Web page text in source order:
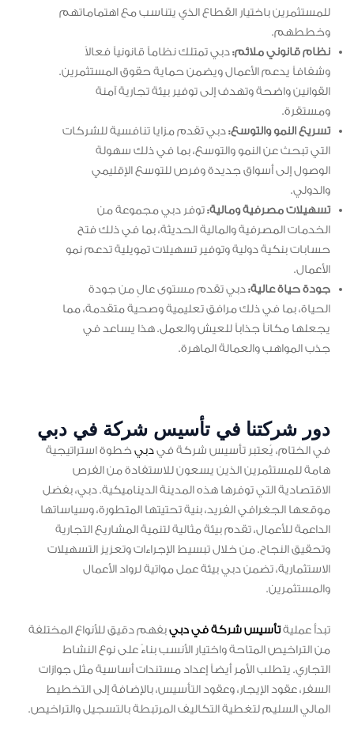
للمستثمرين باختيار القطاع الذي يتناسب مع اهتماماتهم
وخططهم.
نظام قانوني ملائم:دبي تمتلك نظاماً قانونياً فعالاً
وشفافاً يدعم الأعمال ويضمن حماية حقوق المستثمرين.
القوانين واضحة وتهدف إلى توفير بيئة تجارية آمنة
ومستقرة.
تسريع النمو والتوسع:دبي تقدم مزايا تنافسية للشركات
التي تبحث عن النمو والتوسع، بما في ذلك سهولة
الوصول إلى أسواق جديدة وفرص للتوسع الإقليمي
والدولي.
تسهيلات مصرفية ومالية:توفر دبي مجموعة من
الخدمات المصرفية والمالية الحديثة، بما في ذلك فتح
حسابات بنكية دولية وتوفير تسهيلات تمويلية تدعم نمو
الأعمال.
جودة حياة عالية:دبي تقدم مستوى عالٍ من جودة
الحياة، بما في ذلك مرافق تعليمية وصحية متقدمة، مما
يجعلها مكاناً جذاباً للعيش والعمل. هذا يساعد في
جذب المواهب والعمالة الماهرة.
دور شركتنا في تأسيس شركة في دبي
في الختام، يُعتبر تأسيس شركة فيدبيخطوة استراتيجية
هامة للمستثمرين الذين يسعون للاستفادة من الفرص
الاقتصادية التي توفرها هذه المدينة الديناميكية. دبي، بفضل
موقعها الجغرافي الفريد، بنية تحتيتها المتطورة، وسياساتها
الداعمة للأعمال، تقدم بيئة مثالية لتنمية المشاريع التجارية
وتحقيق النجاح. من خلال تبسيط الإجراءات وتعزيز التسهيلات
الاستثمارية، تضمن دبي بيئة عمل مواتية لرواد الأعمال
والمستثمرين.
تبدأ عمليةتأسيس شركة في دبيبفهم دقيق للأنواع المختلفة
من التراخيص المتاحة واختيار الأنسب بناءً على نوع النشاط
التجاري. يتطلب الأمر أيضاً إعداد مستندات أساسية مثل جوازات
السفر، عقود الإيجار، وعقود التأسيس، بالإضافة إلى التخطيط
المالي السليم لتغطية التكاليف المرتبطة بالتسجيل والتراخيص.